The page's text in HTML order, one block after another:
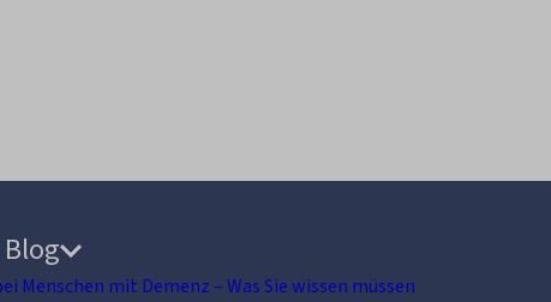
Menschen mit Demenz – Was Sie wissen müssen